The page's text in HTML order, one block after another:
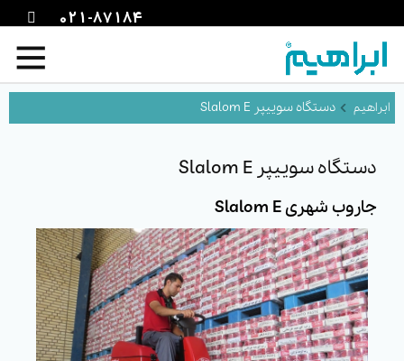
021-87184
دستگاه سوییپر Slalom E
دستگاه سوییپر Slalom E
جاروب شهری Slalom E